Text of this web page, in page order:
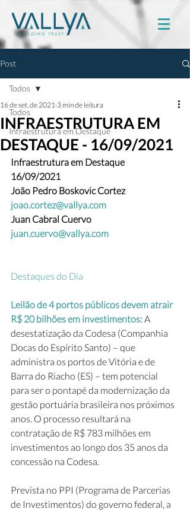
Post
Todos
Infraestrutura em Destaque
Todos
INFRAESTRUTURA EM
DESTAQUE - 16/09/2021
16 de set. de 2021 3 min de leitura
Infraestrutura em Destaque
16/09/2021
João Pedro Boskovic Cortez
joao.cortez@vallya.com
Juan Cabral Cuervo
juan.cuervo@vallya.com
Destaques do Dia
Leilão de 4 portos públicos devem atrair
R$ 20 bilhões em investimentos: A
desestatização da Codesa (Companhia
Docas do Espírito Santo) – que
administra os portos de Vitória e de
Barra do Riacho (ES) – tem potencial
para ser o pontapé da modernização da
gestão portuária brasileira nos próximos
anos. O processo resultará na
contratação de R$ 783 milhões em
investimentos ao longo dos 35 anos da
concessão na Codesa.
Prevista no PPI (Programa de Parcerias
de Investimentos) do governo federal, a